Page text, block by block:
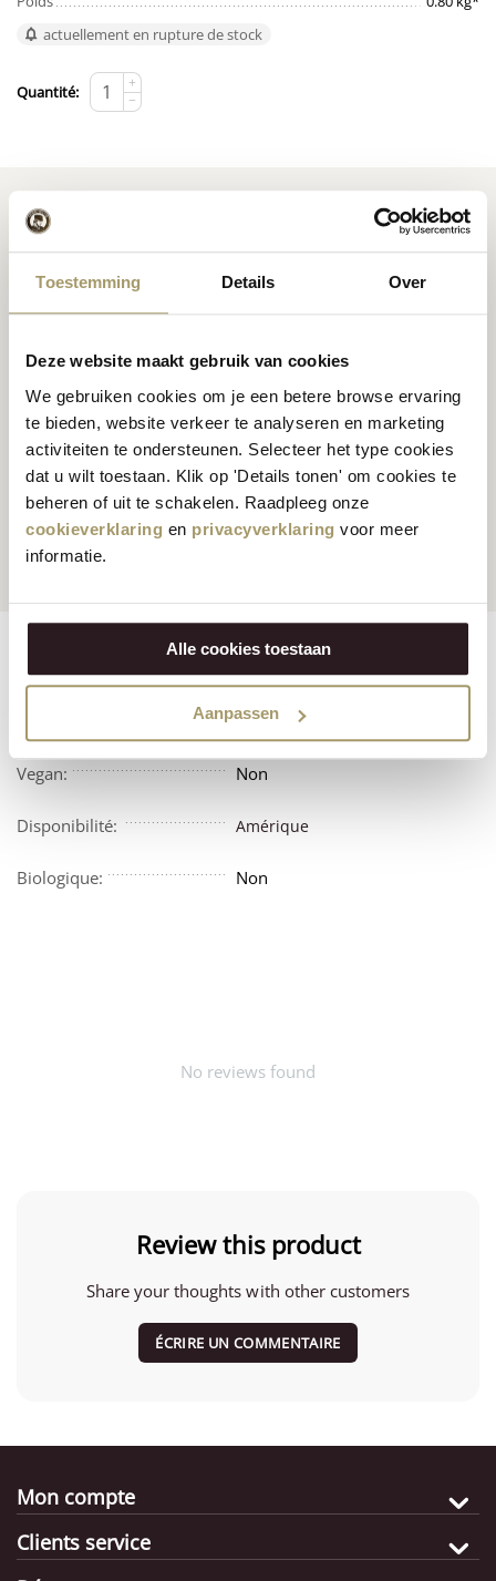
Toestemming Details Over
Deze website maakt gebruik van cookies
We gebruiken cookies om je een betere browse ervaring
te bieden, website verkeer te analyseren en marketing
activiteiten te ondersteunen. Selecteer het type cookies
dat u wilt toestaan. Klik op 'Details tonen' om cookies te
beheren of uit te schakelen. Raadpleeg onze
cookieverklaring en privacyverklaring voor meer
informatie.
Alle cookies toestaan
Aanpassen
actuellement en rupture de stock
Quantité:
+
−
Nos clients nous
attribuent une note
moyenne de 9,5 %
Expéditions mondiales
Reviews
Non
Vegan: Non
Disponibilité: Amérique
Biologique: Non
No reviews found
Review this product
Share your thoughts with other customers
ÉCRIRE UN COMMENTAIRE
Mon compte
Clients service